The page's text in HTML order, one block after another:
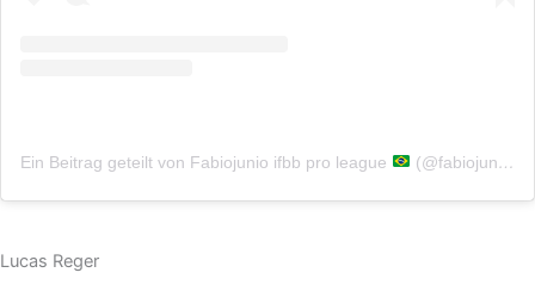
Ein Beitrag geteilt von Fabiojunio ifbb pro league (@fabiojunioclassic_)
Lucas Reger